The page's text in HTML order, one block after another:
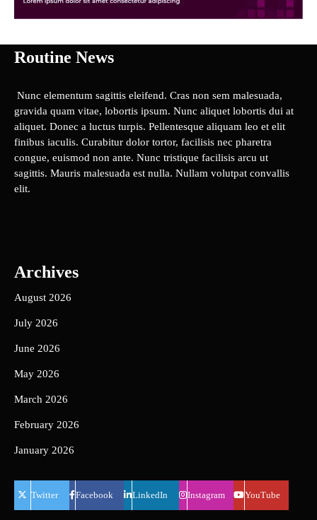
Routine News
Nunc elementum sagittis eleifend. Cras non sem malesuada,
gravida quam vitae, lobortis ipsum. Nunc aliquet lobortis dui at
aliquet. Donec a luctus turpis. Pellentesque aliquam leo et elit
finibus iaculis. Curabitur dolor tortor, facilisis nec pharetra
congue, euismod non ante. Nunc tristique facilisis arcu ut
sagittis. Mauris malesuada est nulla. Nullam volutpat convallis
elit.
Archives
August 2026
July 2026
June 2026
May 2026
March 2026
February 2026
January 2026
Twitter Facebook LinkedIn Instagram YouTube